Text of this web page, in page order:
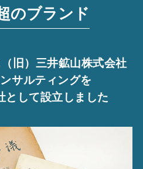
のブランド
旧）三井鉱山株式会社
サルティングを
として設立しました